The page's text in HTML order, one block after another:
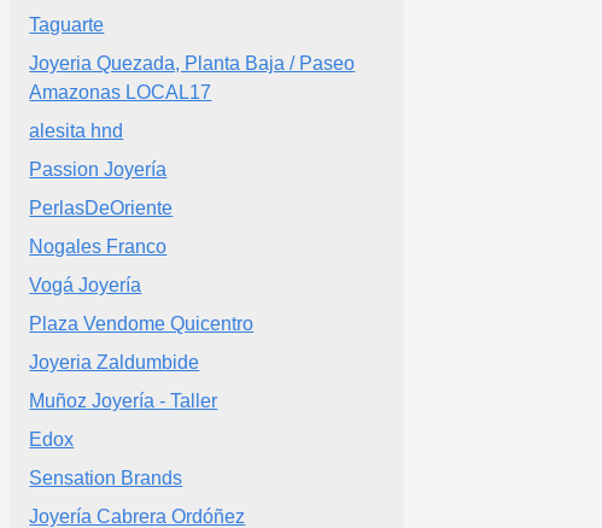
Taguarte
Joyeria Quezada, Planta Baja / Paseo
Amazonas LOCAL17
alesita hnd
Passion Joyería
PerlasDeOriente
Nogales Franco
Vogá Joyería
Plaza Vendome Quicentro
Joyeria Zaldumbide
Muñoz Joyería - Taller
Edox
Sensation Brands
Joyería Cabrera Ordóñez